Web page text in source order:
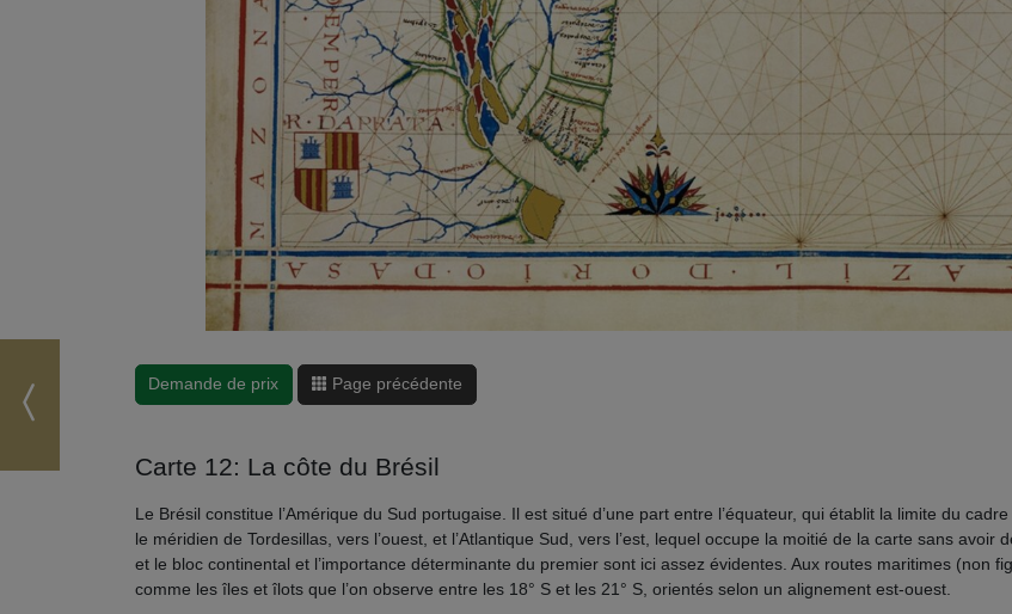
Demande de prix Page précédente
Carte 12: La côte du Brésil
Le Brésil constitue l’Amérique du Sud portugaise. Il est situé d’une part entre l’équateur, qui établit la limite du
le méridien de Tordesillas, vers l’ouest, et l’Atlantique Sud, vers l’est, lequel occupe la moitié de la carte sans
et le bloc continental et l’importance déterminante du premier sont ici assez évidentes. Aux routes maritimes (non
comme les îles et îlots que l’on observe entre les 18° S et les 21° S, orientés selon un alignement est-ouest.